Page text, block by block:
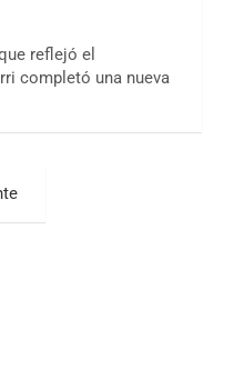
reflejó el
completó una nueva